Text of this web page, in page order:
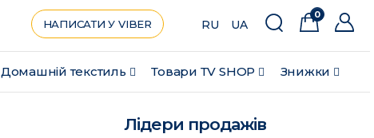
Домашній текстиль Товари ТV SHOP Знижки
НАПИСАТИ У VIBER RU UA
0
Лідери продажів